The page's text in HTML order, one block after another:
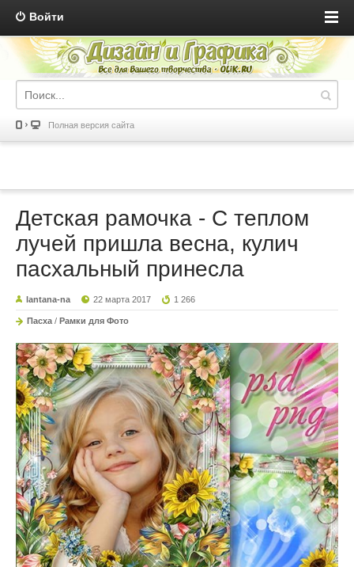
Войти
Полная версия сайта
Детская рамочка - С теплом
лучей пришла весна, кулич
пасхальный принесла
lantana-na 22 марта 2017 1 266
Пасха / Рамки для Фото